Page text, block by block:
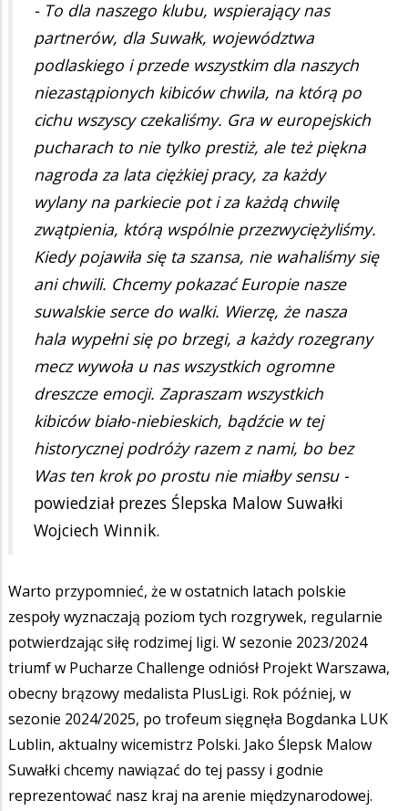
- To dla naszego klubu, wspierający nas
partnerów, dla Suwałk, województwa
podlaskiego i przede wszystkim dla naszych
niezastąpionych kibiców chwila, na którą po
cichu wszyscy czekaliśmy. Gra w europejskich
pucharach to nie tylko prestiż, ale też piękna
nagroda za lata ciężkiej pracy, za każdy
wylany na parkiecie pot i za każdą chwilę
zwątpienia, którą wspólnie przezwyciężyliśmy.
Kiedy pojawiła się ta szansa, nie wahaliśmy się
ani chwili. Chcemy pokazać Europie nasze
suwalskie serce do walki. Wierzę, że nasza
hala wypełni się po brzegi, a każdy rozegrany
mecz wywoła u nas wszystkich ogromne
dreszcze emocji. Zapraszam wszystkich
kibiców biało-niebieskich, bądźcie w tej
historycznej podróży razem z nami, bo bez
Was ten krok po prostu nie miałby sensu -
powiedział prezes Ślepska Malow Suwałki
Wojciech Winnik.
Warto przypomnieć, że w ostatnich latach polskie
zespoły wyznaczają poziom tych rozgrywek, regularnie
potwierdzając siłę rodzimej ligi. W sezonie 2023/2024
triumf w Pucharze Challenge odniósł Projekt Warszawa,
obecny brązowy medalista PlusLigi. Rok później, w
sezonie 2024/2025, po trofeum sięgnęła Bogdanka LUK
Lublin, aktualny wicemistrz Polski. Jako Ślepsk Malow
Suwałki chcemy nawiązać do tej passy i godnie
reprezentować nasz kraj na arenie międzynarodowej.